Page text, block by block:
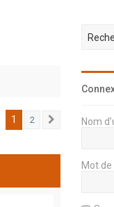
1 2 SuivantNom
Mot de